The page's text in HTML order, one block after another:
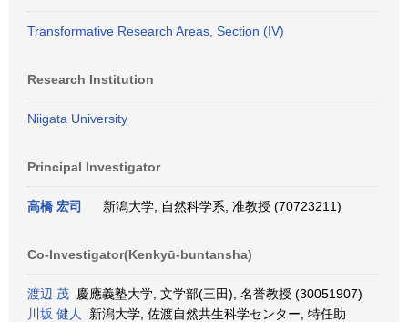
Transformative Research Areas, Section (IV)
Research Institution
Niigata University
Principal Investigator
高橋 宏司 新潟大学, 自然科学系, 准教授 (70723211)
Co-Investigator(Kenkyū-buntansha)
渡辺 茂 慶應義塾大学, 文学部(三田), 名誉教授 (30051907)
川坂 健人
新潟大学, 佐渡自然共生科学センター, 特任助